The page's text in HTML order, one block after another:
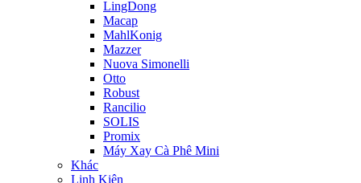
LingDong
Macap
MahlKonig
Mazzer
Nuova Simonelli
Otto
Robust
Rancilio
SOLIS
Promix
Máy Xay Cà Phê Mini
Khác
Linh Kiện